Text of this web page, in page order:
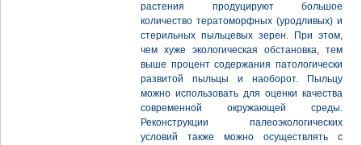
растения продуцируют большое
количество тератоморфных (уродливых) и
стерильных пыльцевых зерен. При этом,
чем хуже экологическая обстановка, тем
выше процент содержания патологически
развитой пыльцы и наоборот. Пыльцу
можно использовать для оценки качества
современной окружающей среды.
Реконструкции палеоэкологических
условий также можно осуществлять с